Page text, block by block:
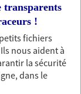
transparents
!
fichiers
nous aident à
la sécurité
dans le